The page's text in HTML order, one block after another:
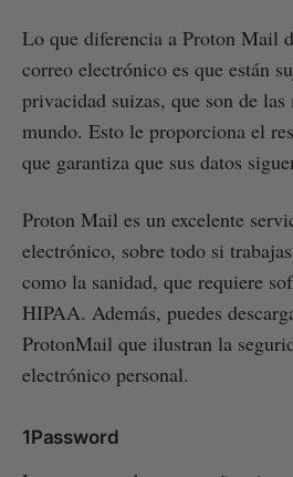
Lo que diferencia a Proton Mail
correo electrónico es que están
privacidad suizas, que son de las
mundo. Esto le proporciona el
que garantiza que sus datos
Proton Mail es un excelente
electrónico, sobre todo si
como la sanidad, que requiere
HIPAA. Además, puedes
ProtonMail que ilustran la
electrónico personal.
1Password